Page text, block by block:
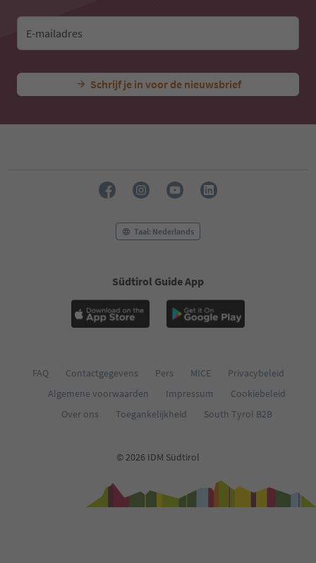
E-mailadres
Schrijf je in voor de nieuwsbrief
Taal: Nederlands
Südtirol Guide App
FAQ Contactgegevens Pers MICE
Privacybeleid
Algemene voorwaarden
Impressum
Cookiebeleid
Over ons
Toegankelijkheid South Tyrol B2B
© 2026 IDM Südtirol